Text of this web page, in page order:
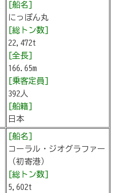
[船名]
にっぽん丸
[総トン数]
22,472t
[全長]
166.65m
[乗客定員]
392人
[船籍]
日本
[船名]
コーラル・ジオグラファー
（初寄港）
[総トン数]
5,602t